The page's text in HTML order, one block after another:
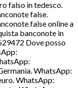
falso in tedesco.
false.
false online a
banconote in
Dove posso
WhatsApp:
WhatsApp: